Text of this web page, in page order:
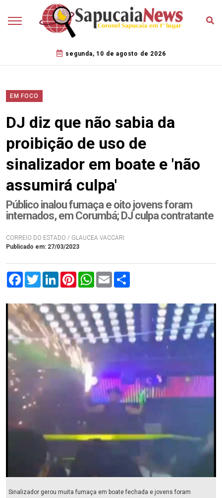
segunda, 10 de agosto de 2026
EM FOCO
DJ diz que não sabia da
proibição de uso de
sinalizador em boate e 'não
assumirá culpa'
Público inalou fumaça e oito jovens foram
internados, em Corumbá; DJ culpa contratante
CORREIO DO ESTADO / GLAUCEA VACCARI
Publicado em: 27/03/2023
FacebookTwitterLinkedInPinterestWhatsApp
Email
Sinalizador gerou muita fumaça em boate fechada e jovens foram